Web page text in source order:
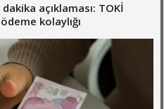
açıklaması: TOKİ
kolaylığı